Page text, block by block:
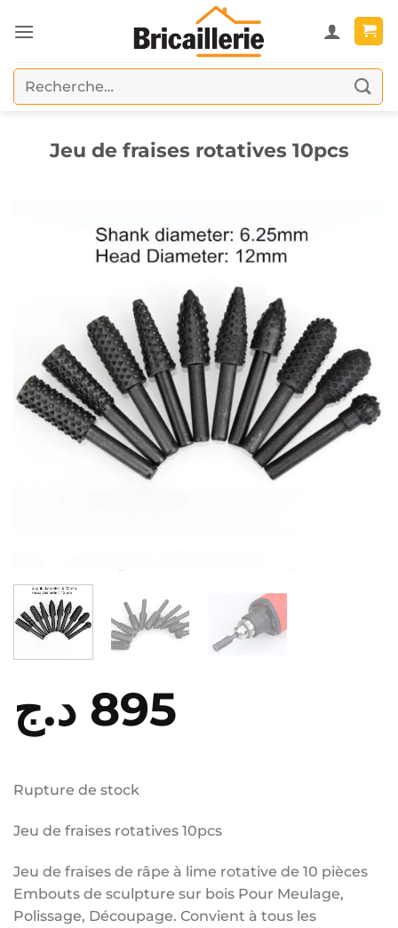
au
Recherche
pour :
Jeu de fraises rotatives 10pcs
895 د.ج
Rupture de stock
Jeu de fraises rotatives 10pcs
Jeu de fraises de râpe à lime rotative de 10 pièces
Embouts de sculpture sur bois Pour Meulage,
Polissage, Découpage. Convient à tous les